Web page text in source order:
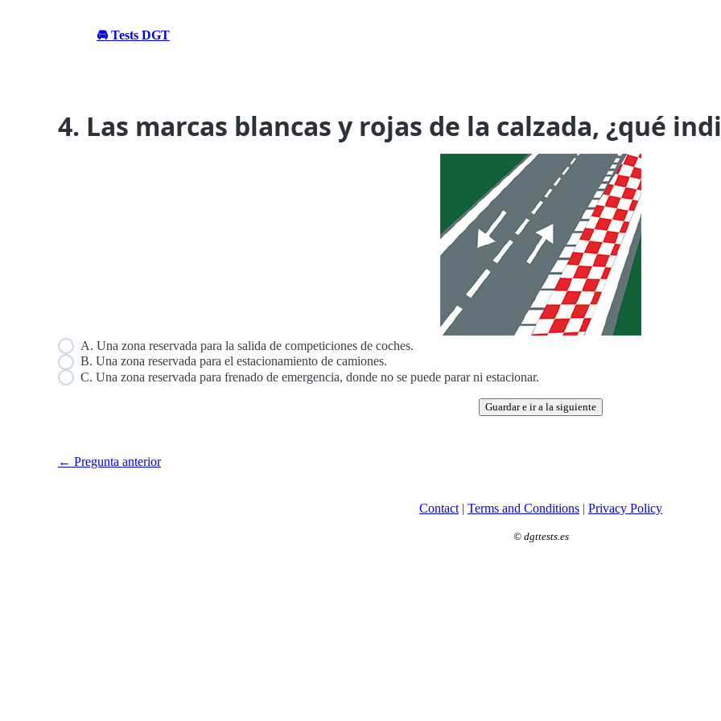
🚘 Tests DGT
4. Las marcas blancas y rojas de la calzada, ¿qué
A. Una zona reservada para la salida de competiciones de coches.
B. Una zona reservada para el estacionamiento de camiones.
C. Una zona reservada para frenado de emergencia, donde no se puede parar ni estacionar.
Guardar e ir a la siguiente
← Pregunta anterior
Contact | Terms and Conditions | Privacy Policy
© dgttests.es